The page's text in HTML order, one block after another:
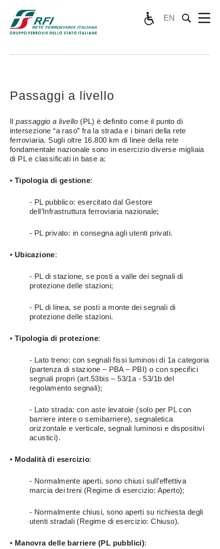
EN
Passaggi a livello
Ilpassaggio a livello (PL) è definito come il punto di
intersezione “a raso” fra la strada e i binari della rete
ferroviaria. Sugli oltre 16.800 km di linee della rete
fondamentale nazionale sono in esercizio diverse migliaia
di PL e classificati in base a:
• Tipologia di gestione:
- PL pubblico: esercitato dal Gestore
dell’Infrastruttura ferroviaria nazionale;
- PL privato: in consegna agli utenti privati.
• Ubicazione:
- PL di stazione, se posti a valle dei segnali di
protezione delle stazioni;
- PL di linea, se posti a monte dei segnali di
protezione delle stazioni.
• Tipologia di protezione:
- Lato treno: con segnali fissi luminosi di 1a categoria
(partenza di stazione – PBA – PBI) o con specifici
segnali propri (art.53bis – 53/1a - 53/1b del
regolamento segnali);
- Lato strada: con aste levatoie (solo per PL con
barriere intere o semibarriere), segnaletica
orizzontale e verticale, segnali luminosi e dispositivi
acustici).
• Modalità di esercizio:
- Normalmente aperti, sono chiusi sull’effettiva
marcia dei treni (Regime di esercizio: Aperto);
- Normalmente chiusi, sono aperti su richiesta degli
utenti stradali (Regime di esercizio: Chiuso).
• Manovra delle barriere (PL pubblici):